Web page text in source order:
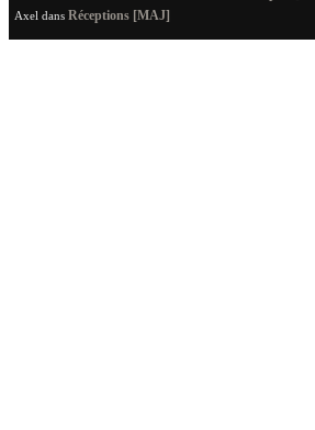
Axel dans Réceptions [MAJ]